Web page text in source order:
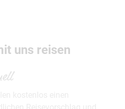
uns reisen